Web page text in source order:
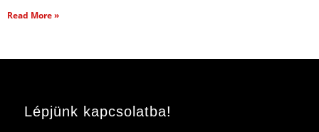
Read More »
Lépjünk kapcsolatba!